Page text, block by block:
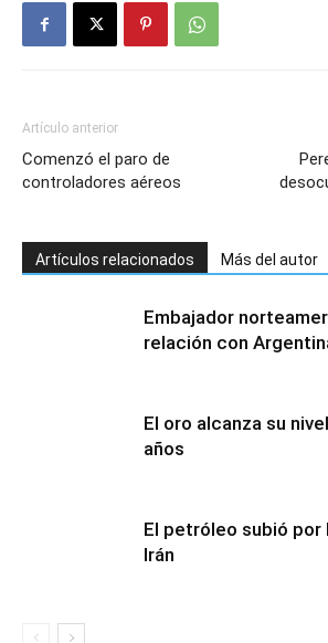
Artículo anterior
Comenzó el paro de
controladores aéreos
Artículos relacionados Más del autor
Embajador
relación con
El oro alcanza su
años
El petróleo subió por
Irán